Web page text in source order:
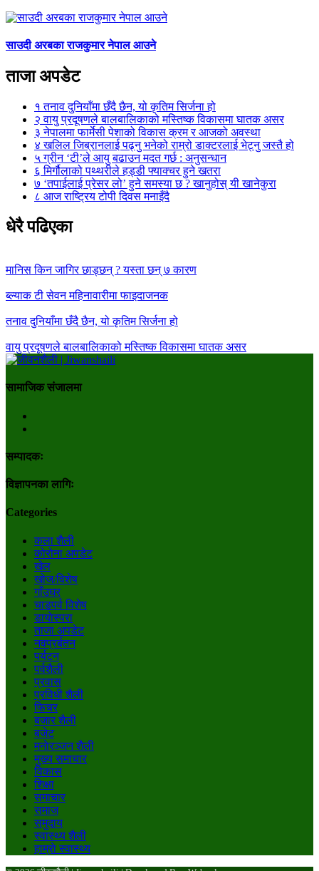
साउदी अरबका राजकुमार नेपाल आउने
ताजा अपडेट
१ तनाव दुनियाँमा छँदै छैन, यो कृतिम सिर्जना हो
२ वायु प्रदूषणले बालबालिकाको मस्तिष्क विकासमा घातक असर
३ नेपालमा फार्मेसी पेशाको विकास क्रम र आजको अवस्था
४ खलिल जिब्रानलाई पढ्नु भनेको राम्रो डाक्टरलाई भेट्नु जस्तै हो
५ग्रीन ‘टी’ले आयु बढाउन मदत गर्छ : अनुसन्धान
६ मिर्गौलाको पथ्थरीले हड्डी फ्याक्चर हुने खतरा
७ ‘तपाईलाई प्रेसर लो’ हुने समस्या छ ? खानुहोस् यी खानेकुरा
८ आज राष्ट्रिय टोपी दिवस मनाइँदै
धेरै पढिएका
मानिस किन जागिर छाड्छन् ? यस्ता छन् ७ कारण
ब्ल्याक टी सेवन महिनावारीमा फाइदाजनक
तनाव दुनियाँमा छँदै छैन, यो कृतिम सिर्जना हो
वायु प्रदूषणले बालबालिकाको मस्तिष्क विकासमा घातक असर
सामाजिक संजालमा
सम्पादकः
विज्ञापनका लागिः
Categories
कला शैली
कोरोना अपडेट
खेल
खोज/विशेष
गाँउघर
चाडपर्व विशेष
डायाेस्परा
ताजा अपडेट
नवप्रर्बतन
पर्यटन
पर्वशैली
प्रवास
प्रविधी शैली
फिचर
बजार शैली
बजेट
मनाेरञ्जन शैली
मुख्य समाचार
विकास
शिक्षा
समाचार
समाज
समुदाय
स्वास्थ्य शैली
हाम्राे स्वास्थ्य